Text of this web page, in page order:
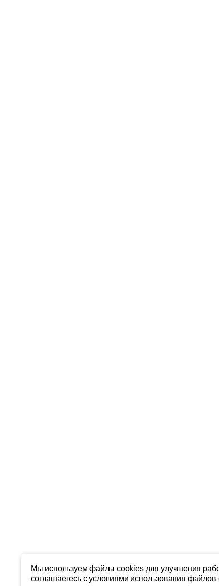
Мы используем файлы cookies для улучшения
соглашаетесь с условиями использования файлов